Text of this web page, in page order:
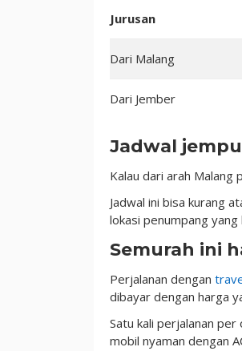
Jurusan
Dari Malang
Dari Jember
Jadwal
Kalau dari arah Malang
Jadwal ini bisa kurang
lokasi penumpang
Semurah ini
Perjalanan dengan
dibayar dengan harga
Satu kali perjalanan
mobil nyaman dengan